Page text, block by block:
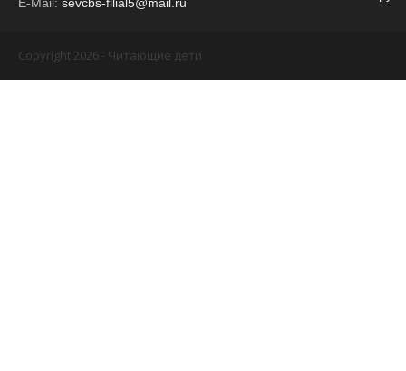
Copyright 2026 - Читающие дети